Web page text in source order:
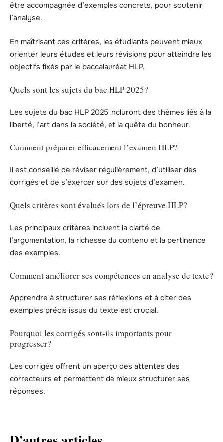
être accompagnée d’exemples concrets, pour soutenir
l’analyse.
En maîtrisant ces critères, les étudiants peuvent mieux
orienter leurs études et leurs révisions pour atteindre les
objectifs fixés par le baccalauréat HLP.
Quels sont les sujets du bac HLP 2025?
Les sujets du bac HLP 2025 incluront des thèmes liés à la
liberté, l’art dans la société, et la quête du bonheur.
Comment préparer efficacement l’examen HLP?
Il est conseillé de réviser régulièrement, d’utiliser des
corrigés et de s’exercer sur des sujets d’examen.
Quels critères sont évalués lors de l’épreuve HLP?
Les principaux critères incluent la clarté de
l’argumentation, la richesse du contenu et la pertinence
des exemples.
Comment améliorer ses compétences en analyse de texte?
Apprendre à structurer ses réflexions et à citer des
exemples précis issus du texte est crucial.
Pourquoi les corrigés sont-ils importants pour
progresser?
Les corrigés offrent un aperçu des attentes des
correcteurs et permettent de mieux structurer ses
réponses.